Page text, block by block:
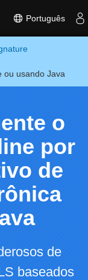
Português
ou usando Java
o
por
de
de
baseados